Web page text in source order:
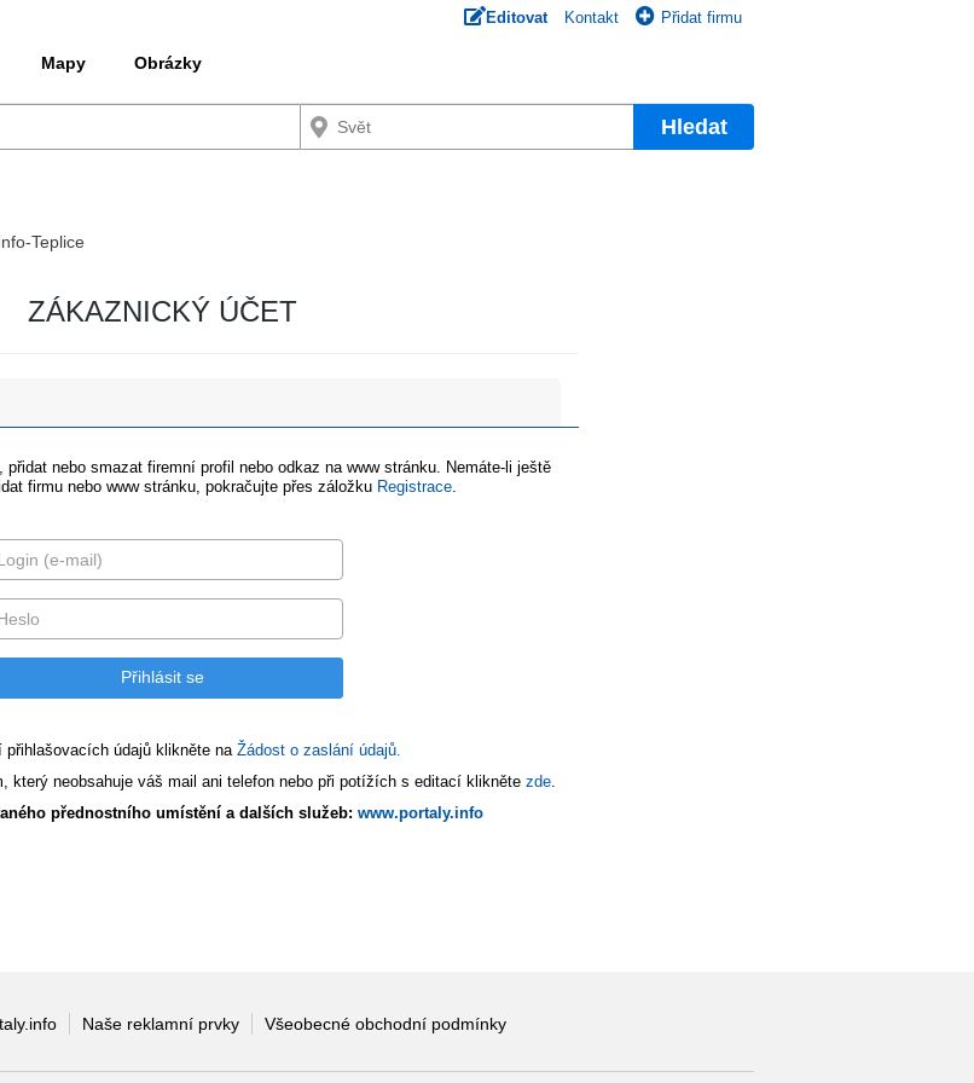
Editovat Kontakt Přidat firmu
Mapy Obrázky
Hledat
Teplice
ZÁKAZNICKÝ ÚČET
přidat nebo smazat firemní profil nebo odkaz na www stránku. Nemáte-li ještě
firmu nebo www stránku, pokračujte přes záložku Registrace
přihlašovacích údajů klikněte na Žádost o zaslání údajů.
který neobsahuje váš mail ani telefon nebo při potížích s editací klikněte zde
přednostního umístění a dalších služeb: www.portaly.info
Naše reklamní prvky Všeobecné obchodní podmínky